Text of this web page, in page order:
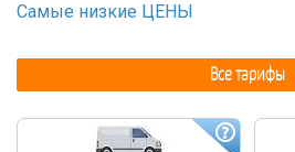
Самые низкие ЦЕНЫ
Все тарифы